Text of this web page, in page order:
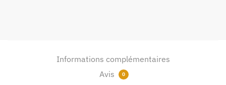
Informations complémentaires
Avis
0